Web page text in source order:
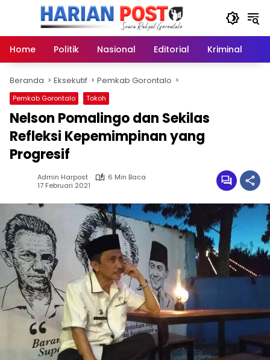
Home
Politik Nasional Editorial Kriminal
Beranda Eksekutif Pemkab Gorontalo
Pemkab Gorontalo Tokoh
Nelson Pomalingo dan Sekilas
Refleksi Kepemimpinan yang
Progresif
Admin Harpost
6 Min Baca
17 Februari 2021